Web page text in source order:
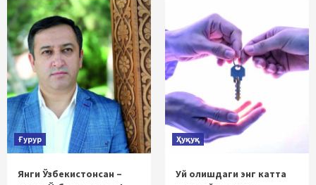
Ғурур
Янги Ўзбекистонсан –
Ҳуқуқ
Уй олишдаги энг катта